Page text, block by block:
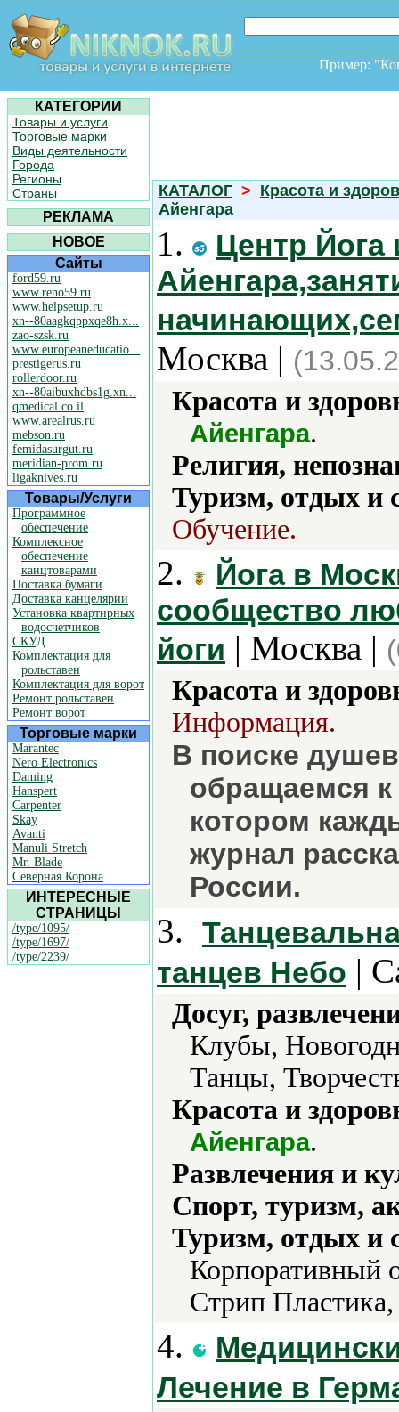
Пример:
КАТЕГОРИИ
Товары и услуги
Торговые марки
Виды деятельности
Города
Регионы
Страны
РЕКЛАМА
НОВОЕ
Сайты
ford59.ru
www.reno59.ru
www.helpsetup.ru
xn--80aagkqppxqe8h.x...
zao-szsk.ru
www.europeaneducatio...
prestigerus.ru
rollerdoor.ru
xn--80aibuxhdbs1g.xn...
qmedical.co.il
www.arealrus.ru
mebson.ru
femidasurgut.ru
meridian-prom.ru
ligaknives.ru
Товары/Услуги
Программное
обеспечение
Комплексное
обеспечение
канцтоварами
Поставка бумаги
Доставка канцелярии
Установка квартирных
водосчетчиков
СКУД
Комплектация для
рольставен
Комплектация для ворот
Ремонт рольставен
Ремонт ворот
Торговые марки
Marantec
Nero Electronics
Daming
Hanspert
Carpenter
Skay
Avanti
Manuli Stretch
Mr. Blade
Северная Корона
ИНТЕРЕСНЫЕ
СТРАНИЦЫ
/type/1095/
/type/1697/
/type/2239/
КАТАЛОГ > Красота и
Айенгара
1.
Центр Йога
Москва |
Красота и
Айенгара.
Религия,
Туризм, отдых и
Обучение.
2.
Йога в
сообщество
йоги | Москва |
Красота и
Информация.
В поиске
обращаемся к
котором
журнал
России.
3.
танцев Небо |
Досуг,
Клубы,
Танцы,
Красота и
Айенгара.
Развлечения и
Спорт, туризм,
Туризм, отдых и
Корпоративный
Стрип
4.
Лечение в